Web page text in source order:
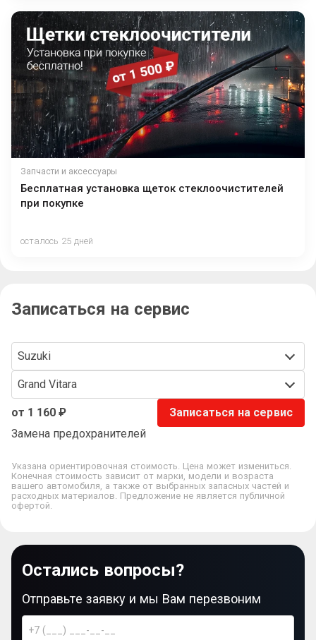
Запчасти и аксессуары
Бесплатная установка щеток стеклоочистителей
при покупке
осталось 25 дней
Записаться на сервис
Suzuki
Grand Vitara
Замена предохранителей
от 1 160 ₽ Записаться на сервис
Указана ориентировочная стоимость. Цена может измениться.
Конечная стоимость зависит от марки, модели и возраста
вашего автомобиля, а также от выбранных запасных частей и
расходных материалов. Предложение не является публичной
офертой.
Остались вопросы?
Отправьте заявку и мы Вам перезвоним